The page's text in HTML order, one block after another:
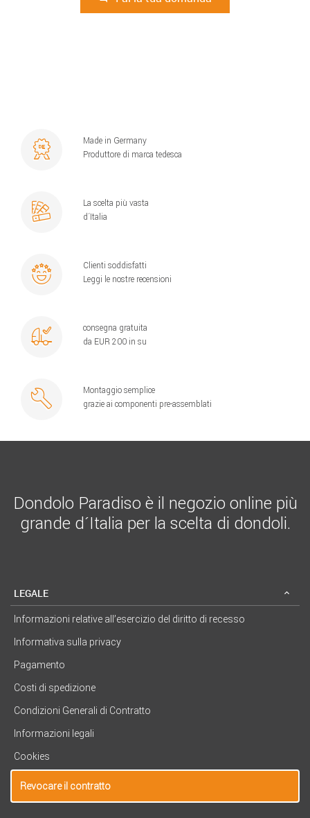
Made in Germany
Produttore di marca tedesca
La scelta più vasta
d´Italia
Clienti soddisfatti
Leggi le nostre recensioni
consegna gratuita
da EUR 200 in su
Montaggio semplice
grazie ai componenti pre-assemblati
Dondolo Paradiso è il negozio online più
grande d´Italia per la scelta di dondoli.
LEGALE
Informazioni relative all’esercizio del diritto di recesso
Informativa sulla privacy
Pagamento
Costi di spedizione
Condizioni Generali di Contratto
Informazioni legali
Cookies
Revocare il contratto